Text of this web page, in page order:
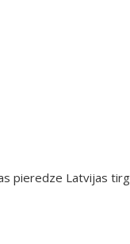
pieredze Latvijas